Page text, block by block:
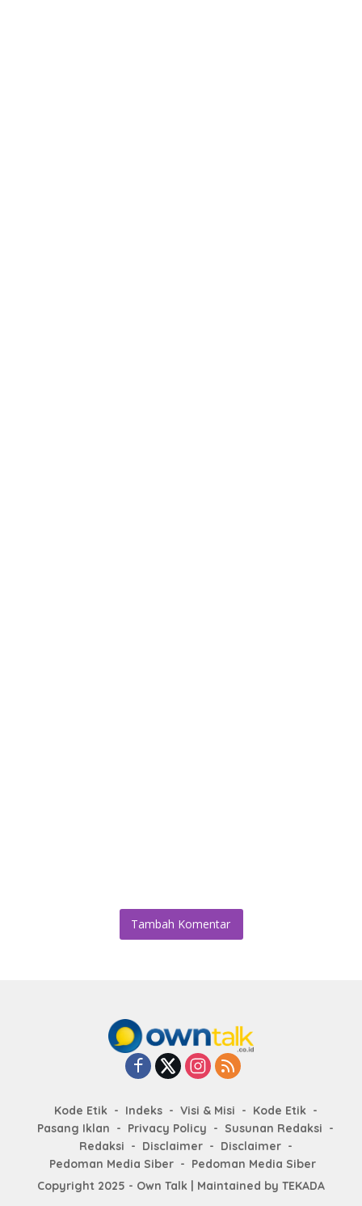
Tambah Komentar
Kode Etik Indeks Visi & Misi
Kode Etik
Pasang Iklan
Privacy Policy
Susunan Redaksi
Redaksi
Disclaimer
Disclaimer
Pedoman Media Siber
Pedoman Media Siber
Copyright 2025 - Own Talk | Maintained by TEKADA